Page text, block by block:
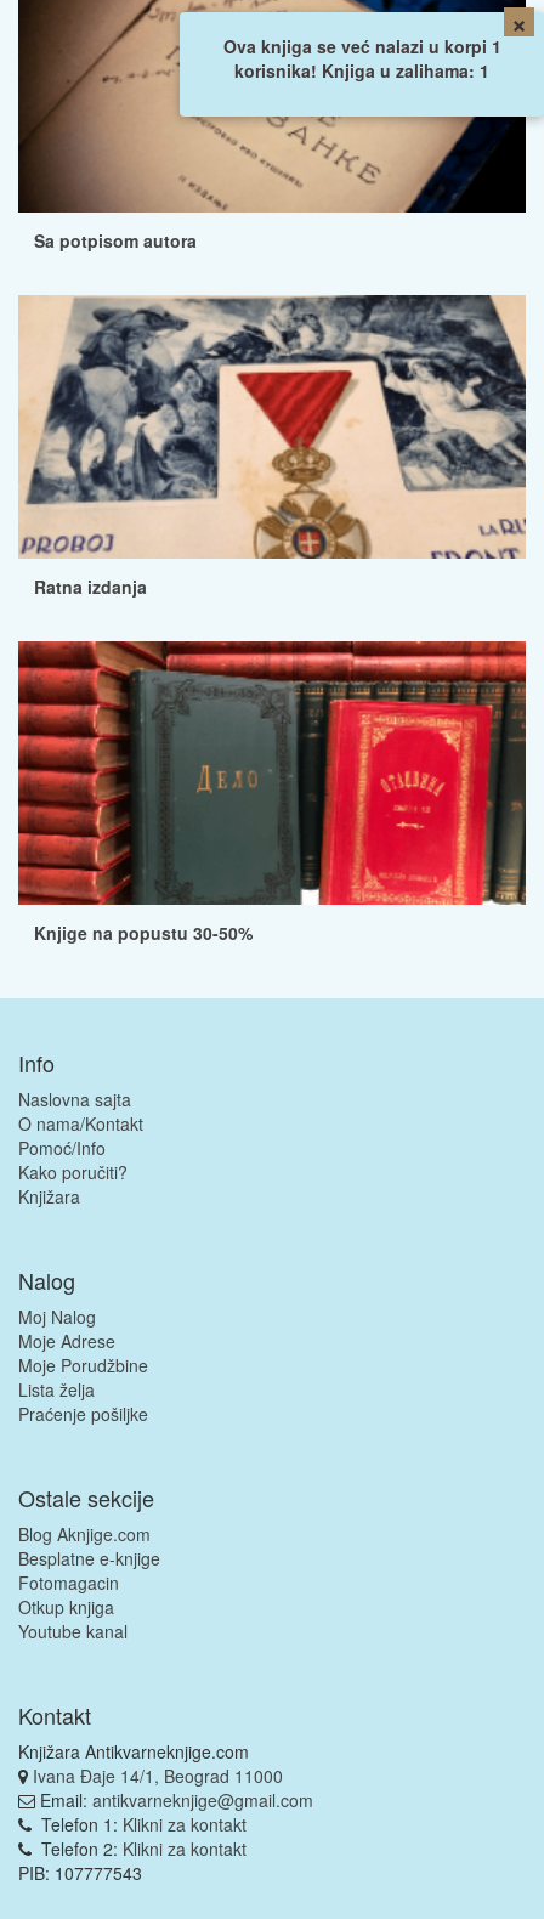
×
Ova knjiga se već nalazi u korpi 1
korisnika! Knjiga u zalihama: 1
Sa potpisom autora
Ratna izdanja
Knjige na popustu 30-50%
Info
Naslovna sajta
O nama/Kontakt
Pomoć/Info
Kako poručiti?
Knjižara
Nalog
Moj Nalog
Moje Adrese
Moje Porudžbine
Lista želja
Praćenje pošiljke
Ostale sekcije
Blog Aknjige.com
Besplatne e-knjige
Fotomagacin
Otkup knjiga
Youtube kanal
Kontakt
Knjižara Antikvarneknjige.com
Ivana Đaje 14/1, Beograd 11000
Email: antikvarneknjige@gmail.com
Telefon 1: Klikni za kontakt
Telefon 2: Klikni za kontakt
PIB: 107777543